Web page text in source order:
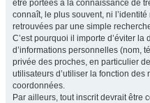
être portées à la connaissance de
connaît, le plus souvent, ni
retrouvées par une simple
C’est pourquoi il importe d’éviter
d’informations personnelles (nom,
privée des proches, en particulier
utilisateurs d’utiliser la fonction
coordonnées.
Par ailleurs, tout inscrit devrait être